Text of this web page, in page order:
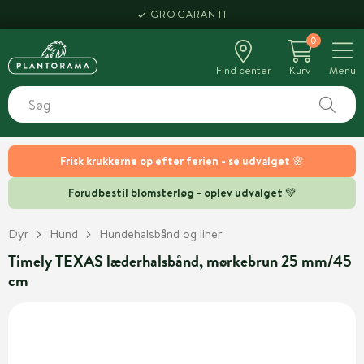
Frisk krukkerne op efter ferien - se udvalget 🌸
Forudbestil blomsterløg - oplev udvalget 💚
GROGARANTI
Find center
0
Kurv
Menu
Dyr Hund Hundehalsbånd og liner
Timely TEXAS læderhalsbånd, mørkebrun 25 mm/45
cm